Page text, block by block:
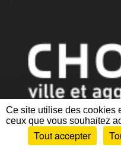
Ce site utilise des cookies
ceux que vous souhaitez
Tout accepter
Mentions légales|Politique de
des cookies |Plan du site